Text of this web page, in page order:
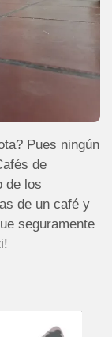
Pues ningún
de
de los
de un café y
seguramente